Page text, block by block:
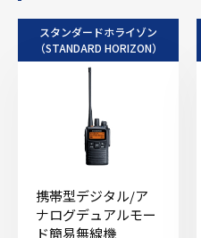
スタンダードホライゾン
（STANDARD HORIZON）
携帯型デジタル/ア
ナログデュアルモー
ド簡易無線機